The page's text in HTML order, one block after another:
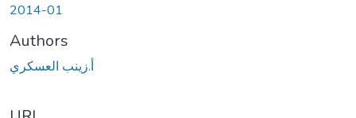
2014-01
Authors
أ.زينب العسكري